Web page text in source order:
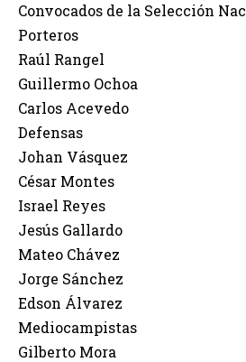
Convocados de la Selección
Porteros
Raúl Rangel
Guillermo Ochoa
Carlos Acevedo
Defensas
Johan Vásquez
César Montes
Israel Reyes
Jesús Gallardo
Mateo Chávez
Jorge Sánchez
Edson Álvarez
Mediocampistas
Gilberto Mora